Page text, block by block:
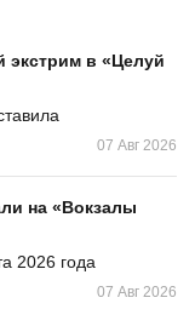
экстрим в «Целуй
07 Авг 2026
на «Вокзалы
2026 года
07 Авг 2026